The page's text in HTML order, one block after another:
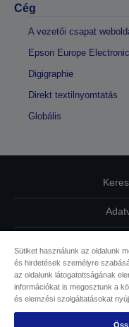
Cég
A vezetői csapat
Epson Europe
Digigraphie
Direkt textilnyomtatás
Globális
Sütikkel
Sütiket használunk az oldalunk
és hirdetések személyre
az oldalunk látogatottságának
információkat is megosztunk a
és elemzési szolgáltatásokat